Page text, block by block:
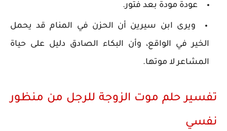
عودة مودة بعد فتور.
ويرى ابن سيرين أن الحزن في المنام قد يحمل
الخير في الواقع، وأن البكاء الصادق دليل على حياة
المشاعر لا موتها.
تفسير حلم موت الزوجة للرجل من منظور
نفسي